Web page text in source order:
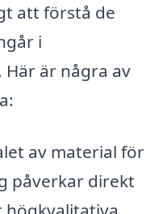
att förstå de
i
är några av
av material för
påverkar direkt